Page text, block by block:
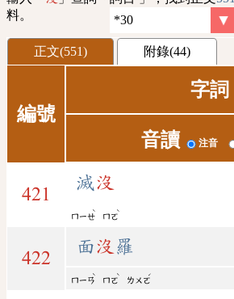
料。
正文(551) 附錄(44)
編號
字詞
音讀 注音
421
滅沒
ㄇㄧㄝ
ˋ
ㄇㄛ
ˋ
422
面沒 羅
ㄇㄧㄢ
ˋ
ㄇㄛ
ˋ
ㄌㄨㄛ
ˊ